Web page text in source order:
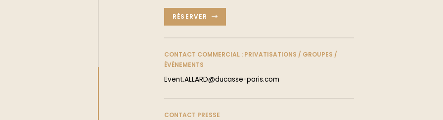
CHOCOLAT ?
RÉSERVER
CONTACT COMMERCIAL : PRIVATISATIONS / GROUPES /
ÉVÉNEMENTS
Event.ALLARD@ducasse-paris.com
CONTACT PRESSE